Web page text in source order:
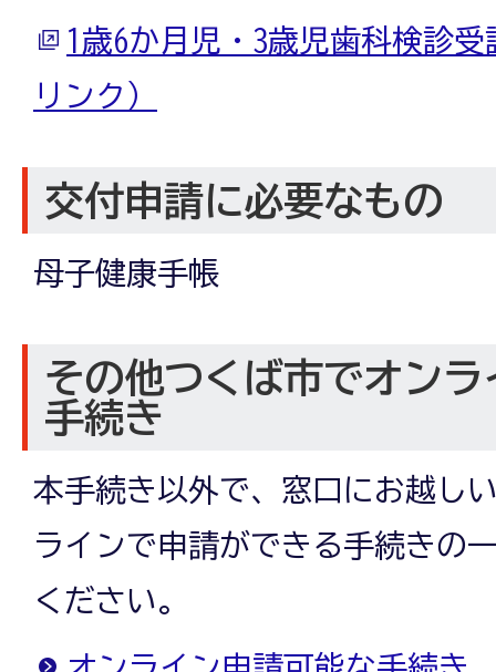
1歳6か月児・3歳児歯科検診
リンク）
交付申請に必要なもの
母子健康手帳
その他つくば市でオン
手続き
本手続き以外で、窓口にお越し
ラインで申請ができる手続きの
ください。